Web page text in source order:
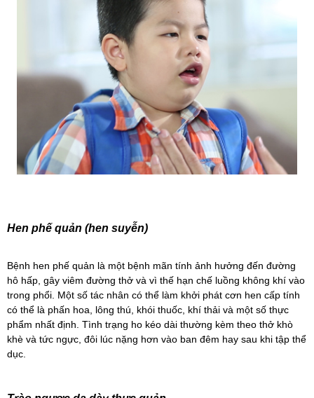
Hen phế quản (hen suyễn)
Bệnh hen phế quản là một bệnh mãn tính ảnh hưởng đến đường
hô hấp, gây viêm đường thở và vì thế hạn chế luồng không khí vào
trong phổi. Một số tác nhân có thể làm khởi phát cơn hen cấp tính
có thể là phấn hoa, lông thú, khói thuốc, khí thải và một số thực
phẩm nhất định. Tình trạng ho kéo dài thường kèm theo thở khò
khè và tức ngực, đôi lúc nặng hơn vào ban đêm hay sau khi tập thể
dục.